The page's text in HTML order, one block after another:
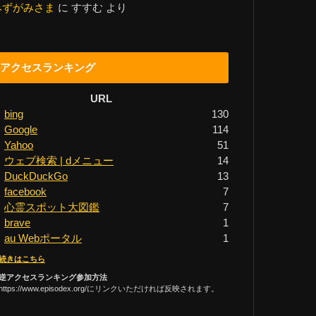
がみさま に すすむ より
アクセスランキング
URL
bing
130
Google
114
Yahoo
51
ウェブ検索 | dメニュー
14
DuckDuckGo
13
facebook
7
心霊スポット大図鑑
7
brave
1
au Webポータル 1
きはこちら
アクセスランキング参加方法
www.episodex.org/にリンクいただければ反映されます。